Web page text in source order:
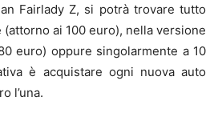
Fairlady Z, si potrà trovare tutto
(attorno ai 100 euro), nella versione
euro) oppure singolarmente a 10
è acquistare ogni nuova auto
l’una.